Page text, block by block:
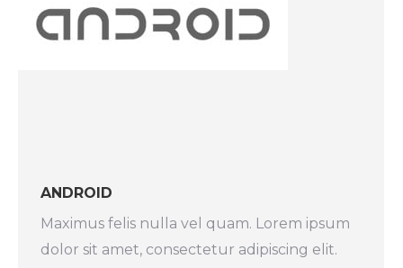
ANDROID
Maximus felis nulla vel quam. Lorem ipsum
dolor sit amet, consectetur adipiscing elit.